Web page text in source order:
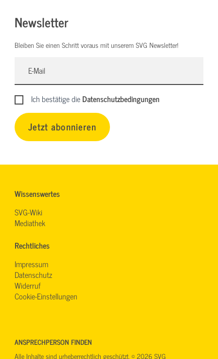
Newsletter
Bleiben Sie einen Schritt voraus mit unserem SVG Newsletter!
Ich bestätige dieDatenschutzbedingungen
Jetzt abonnieren
Wissenswertes
SVG-Wiki
Mediathek
Rechtliches
Impressum
Datenschutz
Widerruf
Cookie-Einstellungen
ANSPRECHPERSON FINDEN
Alle Inhalte sind urheberrechtlich geschützt. © 2026 SVG